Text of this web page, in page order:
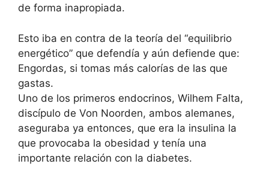
de forma inapropiada.
Esto iba en contra de la teoría del “equilibrio
energético” que defendía y aún defiende que:
Engordas, si tomas más calorías de las que
gastas.
Uno de los primeros endocrinos, Wilhem Falta,
discípulo de Von Noorden, ambos alemanes,
aseguraba ya entonces, que era la insulina la
que provocaba la obesidad y tenía una
importante relación con la diabetes.